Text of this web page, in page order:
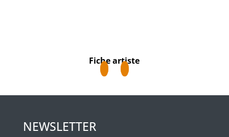
Fiche artiste
NEWSLETTER